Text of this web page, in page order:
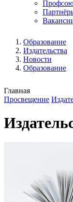
Образование
Издательства
Новости
Образование
Главная
Просвещение